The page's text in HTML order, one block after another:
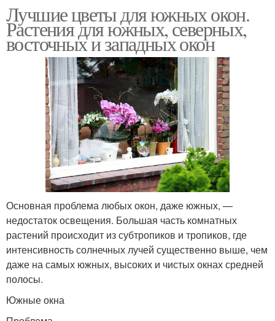
Лучшие цветы для южных окон.
Растения для южных, северных,
восточных и западных окон
Основная проблема любых окон, даже южных, —
недостаток освещения. Большая часть комнатных
растений происходит из субтропиков и тропиков, где
интенсивность солнечных лучей существенно выше, чем
даже на самых южных, высоких и чистых окнах средней
полосы.
Южные окна